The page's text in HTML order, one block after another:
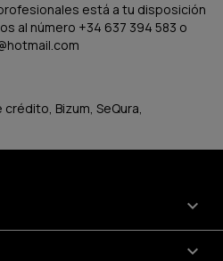
está a tu disposición
al número +34 637 394 583 o
Bizum, SeQura,

